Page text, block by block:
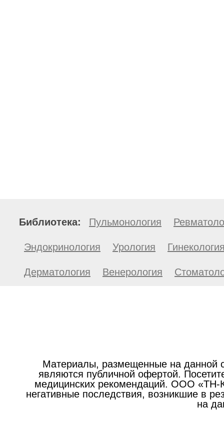
Библиотека: Пульмонология
Эндокринология Урология
Дерматология Венерология
Материалы, размещенные на данной
являются публичной офертой.
медицинских рекомендаций. ООО «ТН-
негативные последствия, возникшие в
на